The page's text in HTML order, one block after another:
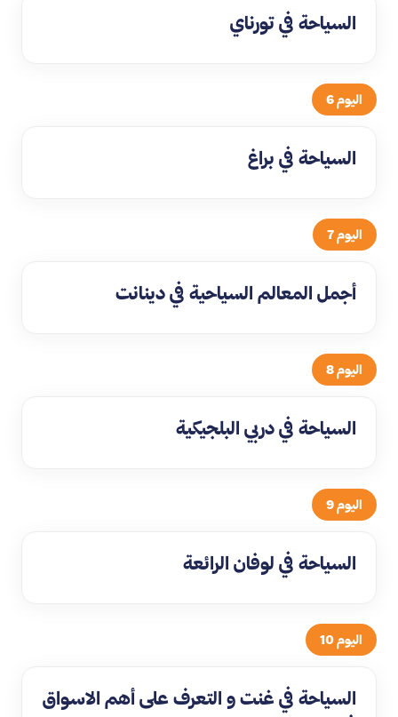
السياحة في تورناي
اليوم 6
السياحة في براغ
اليوم 7
أجمل المعالم السياحية في دينانت
اليوم 8
السياحة في دربي البلجيكية
اليوم 9
السياحة في لوفان الرائعة
اليوم 10
السياحة في غنت و التعرف على أهم الاسواق